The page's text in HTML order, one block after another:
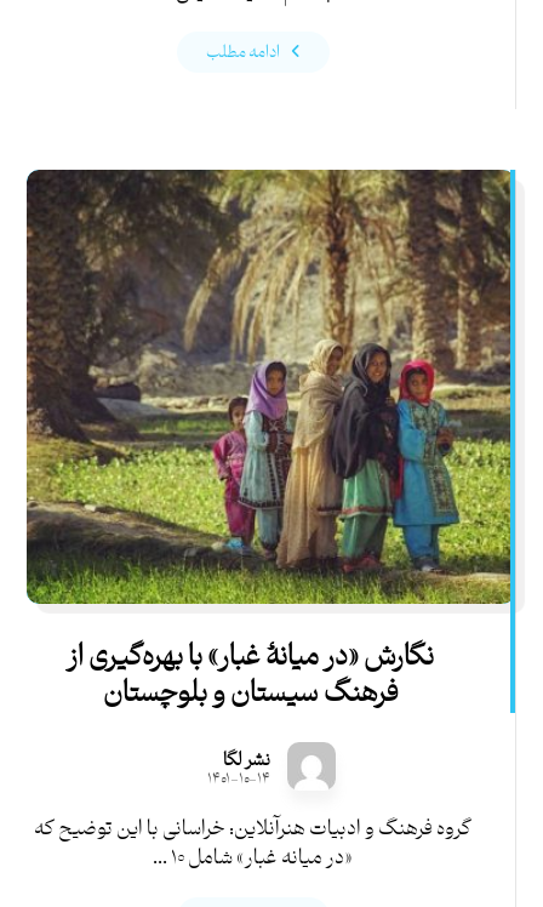
ادامه مطلب
نگارش «در میانۀ غبار» با بهره‌گیری از
فرهنگ سیستان‌ و بلوچستان
نشر لگا
۱۴۰۱-۱۰-۱۴
گروه فرهنگ و ادبیات هنرآنلاین: خراسانی با این توضیح که
«در میانه غبار» شامل ۱۰ ...